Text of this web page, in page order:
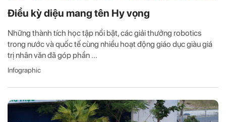
Điều kỳ diệu mang tên Hy vọng
Những thành tích học tập nổi bật, các giải thưởng robotics
trong nước và quốc tế cùng nhiều hoạt động giáo dục giàu giá
trị nhân văn đã góp phần ...
Infographic